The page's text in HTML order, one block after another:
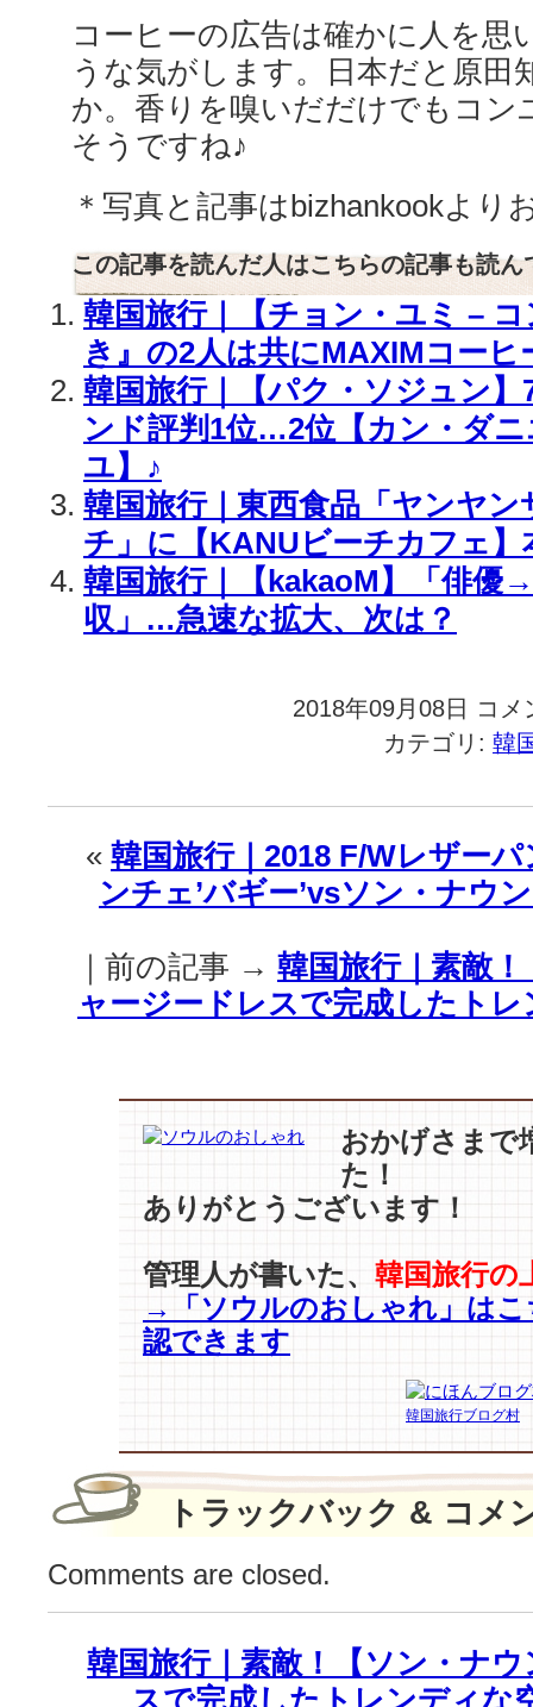
コーヒーの広告は確かに人を思
うな気がします。日本だと原田
か。香りを嗅いだだけでもコン
そうですね♪
＊写真と記事はbizhankookより
この記事を読んだ人はこちらの記事も読ん
韓国旅行｜【チョン・ユミ –
き』の2人は共にMAXIMコーヒ
韓国旅行｜【パク・ソジュン
ンド評判1位…2位【カン・ダ
ユ】♪
韓国旅行｜東西食品「ヤンヤ
チ」に【KANUビーチカフェ】
韓国旅行｜【kakaoM】「俳優
収」…急速な拡大、次は？
2018年09月08日
韓
旅
｜
西
食
品
10
以
ナ
ン
ビ
ン
ン
ユ】
緒
に
は
コメ
カテゴリ: 韓
« 韓国旅行｜2018 F/Wレザー
ンチェ’バギー’vsソン・ナウ
｜前の記事 → 韓国旅行｜素敵
ャージードレスで完成したト
おかげさまで
た！
ありがとうございます！
管理人が書いた、 韓国旅行の
→「ソウルのおしゃれ」はこ
認できます
韓国旅行ブログ村
トラックバック & コメ
Comments are closed.
韓国旅行｜素敵！【ソン・ナ
スで完成したトレンディな